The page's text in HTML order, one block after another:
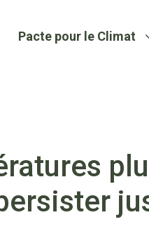
Pacte pour le Climat